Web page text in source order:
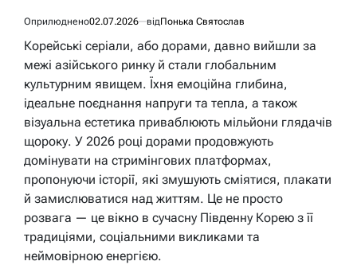
Оприлюднено02.07.2026 відПонька Святослав
Корейські серіали, або дорами, давно вийшли за
межі азійського ринку й стали глобальним
культурним явищем. Їхня емоційна глибина,
ідеальне поєднання напруги та тепла, а також
візуальна естетика приваблюють мільйони глядачів
щороку. У 2026 році дорами продовжують
домінувати на стримінгових платформах,
пропонуючи історії, які змушують сміятися, плакати
й замислюватися над життям. Це не просто
розвага — це вікно в сучасну Південну Корею з її
традиціями, соціальними викликами та
неймовірною енергією.